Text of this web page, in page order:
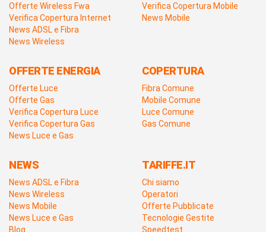
Offerte Wireless Fwa
Verifica Copertura Internet
News ADSL e Fibra
News Wireless
Verifica Copertura Mobile
News Mobile
OFFERTE ENERGIA
Offerte Luce
Offerte Gas
Verifica Copertura Luce
Verifica Copertura Gas
News Luce e Gas
COPERTURA
Fibra Comune
Mobile Comune
Luce Comune
Gas Comune
NEWS
News ADSL e Fibra
News Wireless
News Mobile
News Luce e Gas
Blog
TARIFFE.IT
Chi siamo
Operatori
Offerte Pubblicate
Tecnologie Gestite
Speedtest